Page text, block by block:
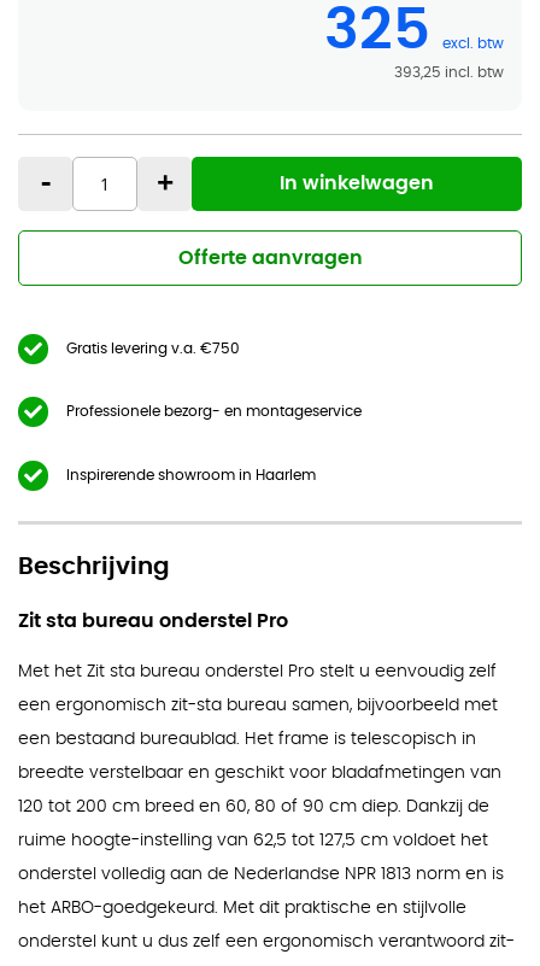
325
393,25
- + In winkelwagen
Offerte aanvragen
Gratis levering v.a. €750
Professionele bezorg- en montageservice
Inspirerende showroom in Haarlem
Beschrijving
Zit sta bureau onderstel Pro
Met het Zit sta bureau onderstel Pro stelt u eenvoudig zelf
een ergonomisch zit-sta bureau samen, bijvoorbeeld met
een bestaand bureaublad. Het frame is telescopisch in
breedte verstelbaar en geschikt voor bladafmetingen van
120 tot 200 cm breed en 60, 80 of 90 cm diep. Dankzij de
ruime hoogte-instelling van 62,5 tot 127,5 cm voldoet het
onderstel volledig aan de Nederlandse NPR 1813 norm en is
het ARBO-goedgekeurd. Met dit praktische en stijlvolle
onderstel kunt u dus zelf een ergonomisch verantwoord zit-